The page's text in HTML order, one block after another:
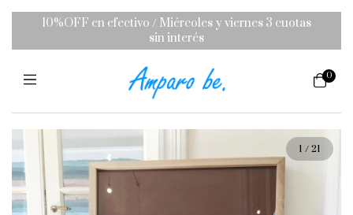
10%OFF en efectivo / Miércoles y viernes 3 cuotas
sin interés
0
1 /21